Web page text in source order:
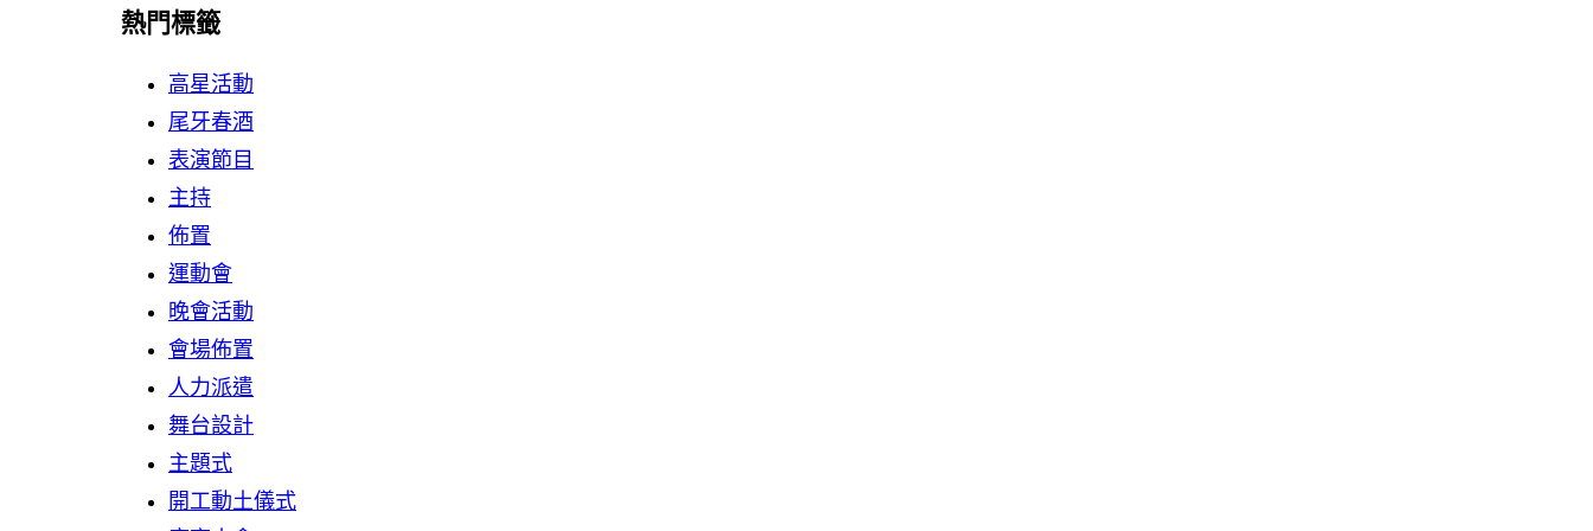
熱門標籤
高星活動
尾牙春酒
表演節目
主持
佈置
運動會
晚會活動
會場佈置
人力派遣
舞台設計
主題式
開工動土儀式